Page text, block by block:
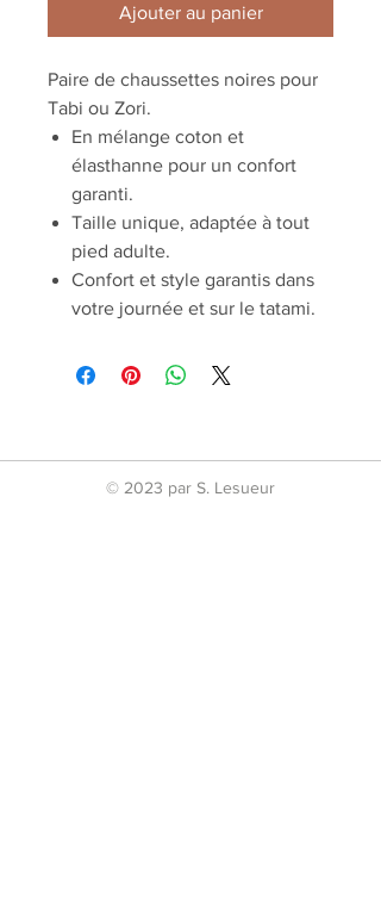
Ajouter au panier
Paire de chaussettes noires pour
Tabi ou Zori.
En mélange coton et
élasthanne pour un confort
garanti.
Taille unique, adaptée à tout
pied adulte.
Confort et style garantis dans
votre journée et sur le tatami.
© 2023 par S. Lesueur